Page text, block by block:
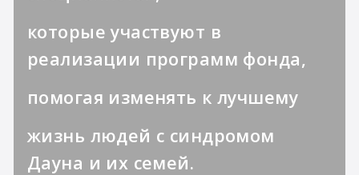
которые участвуют в
реализации программ фонда,
помогая изменять к лучшему
жизнь людей с синдромом
Дауна и их семей.